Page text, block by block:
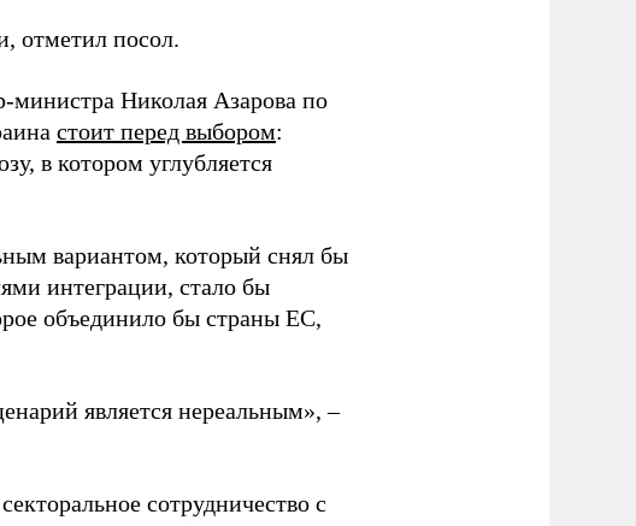
отметил посол.
министра Николая Азарова по
стоит перед выбором:
в котором углубляется
вариантом, который снял бы
интеграции, стало бы
объединило бы страны ЕС,
является нереальным», –
сотрудничество с